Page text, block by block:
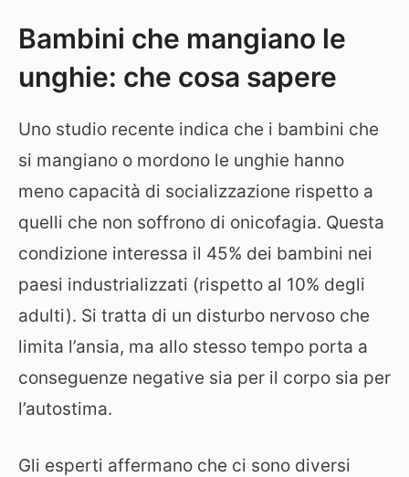
Bambini che mangiano le
unghie: che cosa sapere
Uno studio recente indica che i bambini che
si mangiano o mordono le unghie hanno
meno capacità di socializzazione rispetto a
quelli che non soffrono di onicofagia. Questa
condizione interessa il 45% dei bambini nei
paesi industrializzati (rispetto al 10% degli
adulti). Si tratta di un disturbo nervoso che
limita l’ansia, ma allo stesso tempo porta a
conseguenze negative sia per il corpo sia per
l’autostima.
Gli esperti affermano che ci sono diversi